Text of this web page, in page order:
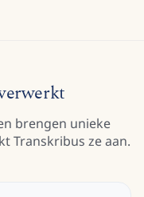
brengen unieke
Transkribus ze aan.